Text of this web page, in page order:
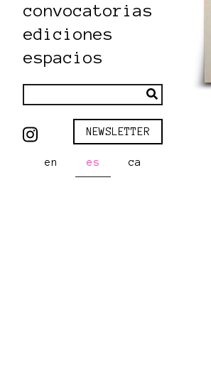
convocatorias
ediciones
espacios
NEWSLETTER
en es ca